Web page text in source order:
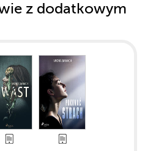
z dodatkowym